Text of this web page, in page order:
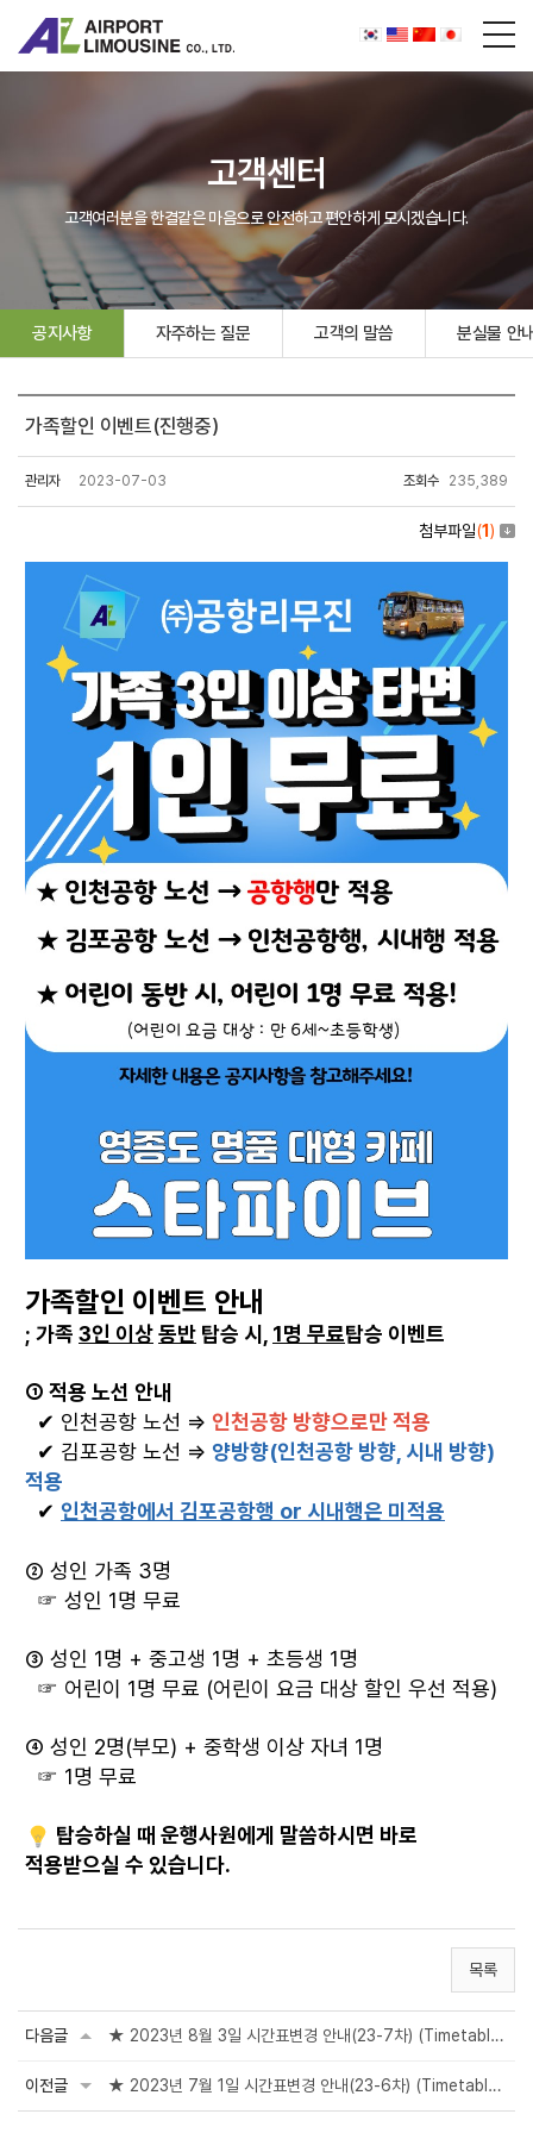
고객센터
고객여러분을 한결같은 마음으로 안전하고 편안하게 모시겠습니다.
공지사항 자주하는 질문 고객의 말씀 분실물 안
가족할인 이벤트(진행중)
관리자 2023-07-03 조회수 235,389
첨부파일(1 )
가족할인 이벤트 안내
; 가족 3인 이상동반 탑승 시, 1명 무료탑승 이벤트
① 적용 노선 안내
✔ 인천공항 노선 ⇒ 인천공항 방향으로만 적용
✔ 김포공항 노선 ⇒ 양방향(인천공항 방향, 시내 방향)
적용
✔ 인천공항에서 김포공항행 or 시내행은 미적용
② 성인 가족 3명
☞ 성인 1명 무료
③ 성인 1명 + 중고생 1명 + 초등생 1명
☞ 어린이 1명 무료 (어린이 요금 대상 할인 우선 적용)
④ 성인 2명(부모) + 중학생 이상 자녀 1명
☞ 1명 무료
탑승하실 때 운행사원에게 말씀하시면 바로
적용받으실 수 있습니다.
목록
다음글 ★ 2023년 8월 3일 시간표변경 안내(23-7차) (Timetable Changes)
이전글 ★ 2023년 7월 1일 시간표변경 안내(23-6차) (Timetable Changes)